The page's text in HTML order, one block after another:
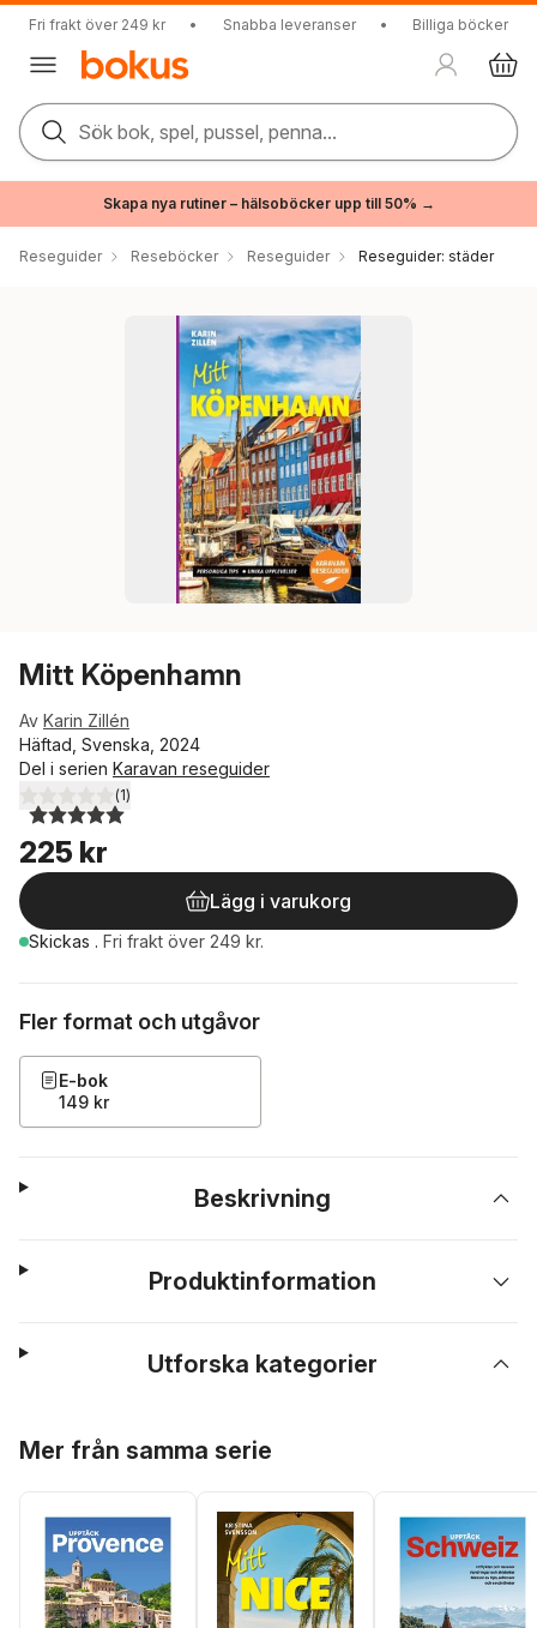
Fri frakt över 249 kr • Snabba leveranser • Billiga böcker
Sök bok, spel, pussel, penna...
Skapa nya rutiner – hälsoböcker upp till 50% →
Reseguider Reseböcker Reseguider Reseguider: städer
Mitt Köpenhamn
Av Karin Zillén
Häftad, Svenska, 2024
Del i serien Karavan reseguider
5,0utav 5 stjärnor. Totalt antal röster:
(1)
225 kr
Lägg i varukorg
Skickas . Fri frakt över 249 kr.
Fler format och utgåvor
E-bok
149 kr
Beskrivning
Produktinformation
Utforska kategorier
Mer från samma serie